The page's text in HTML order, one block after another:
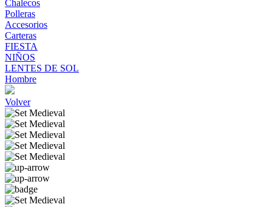
Chalecos
Polleras
Accesorios
Carteras
FIESTA
NIÑOS
LENTES DE SOL
Hombre
Volver